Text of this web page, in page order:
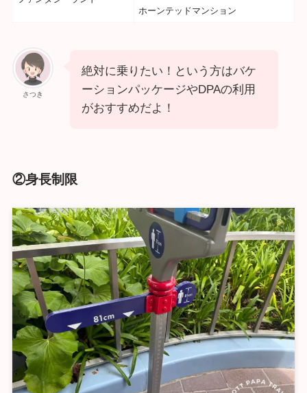
ホーンテッドマンション
さつき
絶対に乗りたい！という方はバケ
ーションパッケージやDPAの利用
がおすすめだよ！
②身長制限